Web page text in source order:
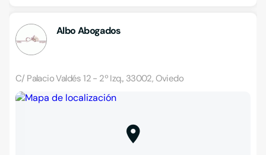
Albo Abogados
C/ Palacio Valdés 12 - 2º Izq., 33002, Oviedo